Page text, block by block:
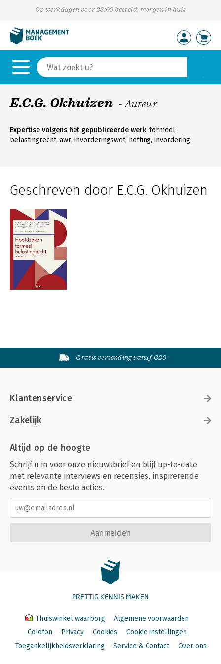
Op werkdagen voor 23:00 besteld, morgen in huis
E.C.G. Okhuizen - Auteur
Expertise volgens het gepubliceerde werk: formeel
belastingrecht, awr, invorderingswet, heffing, invordering
Geschreven door E.C.G. Okhuizen
Gratis verzending vanaf €20
Klantenservice
Zakelijk
Altijd op de hoogte
Schrijf u in voor onze nieuwsbrief en blijf up-to-date
met relevante interviews en recensies, inspirerende
events en de beste acties.
Aanmelden
PRETTIG KENNIS MAKEN
Thuiswinkel waarborg
Algemene voorwaarden
Colofon
Privacy Cookies
Cookie instellingen
Toegankelijkheidsverklaring
Service & Contact Over ons